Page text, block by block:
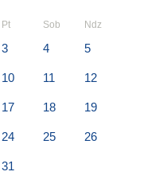
Pt Sob Ndz
3 4 5
10 11 12
17 18 19
24 25 26
31